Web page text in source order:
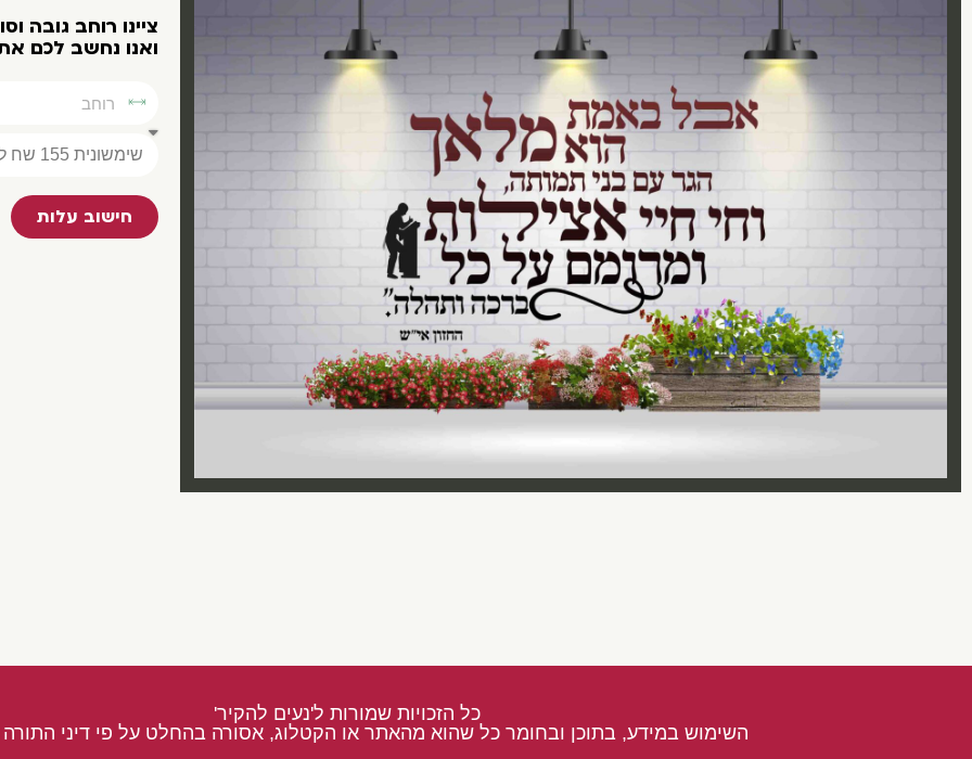
צײנו רוחב גובה
ואנו נחשב לכם
חישוב עלות
כל הזכויות שמורות ל'נעים להקיר'
השימוש במידע, בתוכן ובחומר כל שהוא מהאתר או הקטלוג, אסורה בהחלט על פי דיני התורה